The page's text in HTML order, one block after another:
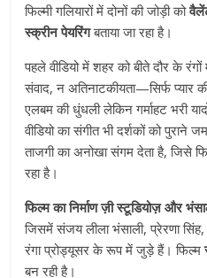
फिल्मी गलियारों में दोनों की जोड़ी को
स्क्रीन पेयरिंगबताया जा रहा है।
पहले वीडियो में शहर को बीते दौर के
संवाद, न अतिनाटकीयता—सिर्फ प्यार
एलबम की धुंधली लेकिन गर्माहट भरी
वीडियो का संगीत भी दर्शकों को पुराने
ताजगी का अनोखा संगम देता है, जिसे
रहा है।
फिल्म का निर्माण ज़ी स्टूडियोज़ और
जिसमें संजय लीला भंसाली, प्रेरणा
रंगा प्रोड्यूसर के रूप में जुड़े हैं। फिल्म
बन रही है।